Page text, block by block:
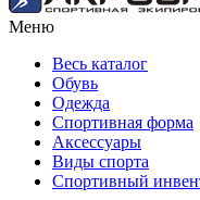
Меню
Весь каталог
Обувь
Одежда
Спортивная форма
Аксессуары
Виды спорта
Спортивный